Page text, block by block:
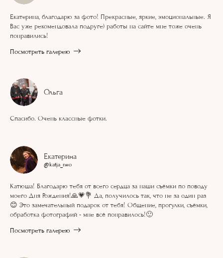
Екатерина, благодарю за фото! Прекрасные, яркие, эмоциональные. Я
Вас уже рекомендовала подруге) работы на сайте мне тоже очень
понравились!
Посмотреть галерею
Ольга
Спасибо. Очень классные фотки.
Екатерина
@katja_neo
Катюша! Благодарю тебя от всего сердца за наши съёмки по поводу
моего Дня Рождения!🙏💗💐 Да, получилось так, что не за один раз
😊 Это замечательный подарок от тебя! Общение, прогулки, съёмки,
обработка фотографий - мне всё понравилось!🙂
Посмотреть галерею